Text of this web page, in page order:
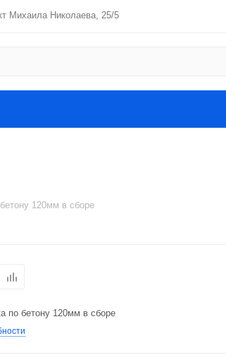
Михаила Николаева, 25/5
120мм в сборе
по бетону 120мм в сборе